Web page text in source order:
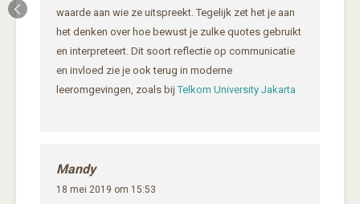
waarde aan wie ze uitspreekt. Tegelijk zet het je aan
het denken over hoe bewust je zulke quotes gebruikt
en interpreteert. Dit soort reflectie op communicatie
en invloed zie je ook terug in moderne
leeromgevingen, zoals bijTelkom University Jakarta
Mandy
18 mei 2019 om 15:53